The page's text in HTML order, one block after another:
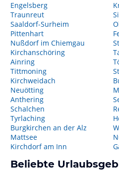
Engelsberg
Traunreut
Saaldorf-Surheim
Pittenhart
Nußdorf im Chiemgau
Kirchanschöring
Ainring
Tittmoning
Kirchweidach
Neuötting
Anthering
Schalchen
Tyrlaching
Burgkirchen an der Alz
Mattsee
Kirchdorf am Inn
Beliebte